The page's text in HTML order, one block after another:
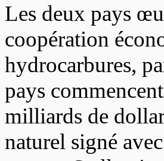
Les deux pays
coopération
hydrocarbures,
pays
milliards de
naturel signé